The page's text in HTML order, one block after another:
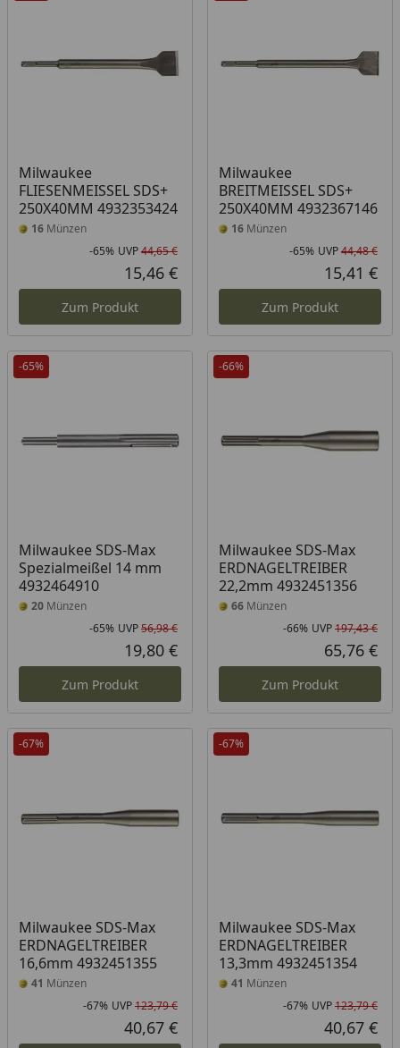
Milwaukee
FLIESENMEISSEL SDS+
250X40MM 4932353424
16 Münzen
Rabatt in Prozent
-65%
Ursprünglicher Preis
UVP44,65 €
Aktueller Preis
15,46 €
Zum Produkt
Milwaukee
BREITMEISSEL SDS+
250X40MM 4932367146
16Münzen
-65% UVP44,48 €
15,41 €
Zum Produkt
-65%
Milwaukee SDS-Max
Spezialmeißel 14 mm
4932464910
20 Münzen
Rabatt in Prozent
-65%
Ursprünglicher Preis
UVP56,98 €
Aktueller Preis
19,80 €
Zum Produkt
-66%
Milwaukee SDS-Max
ERDNAGELTREIBER
22,2mm 4932451356
66Münzen
-66% UVP197,43 €
65,76 €
Zum Produkt
-67%
Milwaukee SDS-Max
ERDNAGELTREIBER
16,6mm 4932451355
41 Münzen
Rabatt in Prozent
-67%
Ursprünglicher Preis
UVP123,79 €
Aktueller Preis
40,67 €
-67%
Milwaukee SDS-Max
ERDNAGELTREIBER
13,3mm 4932451354
41 Münzen
-67% UVP123,79 €
40,67 €